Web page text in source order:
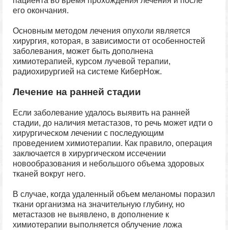
его окончания.
Основным методом лечения опухоли является
хирургия, которая, в зависимости от особенностей
заболевания, может быть дополнена
химиотерапией, курсом лучевой терапии,
радиохирургией на системе КиберНож.
Лечение на ранней стадии
Если заболевание удалось выявить на ранней
стадии, до наличия метастазов, то речь может идти о
хирургическом лечении с последующим
проведением химиотерапии. Как правило, операция
заключается в хирургическом иссечении
новообразования и небольшого объема здоровых
тканей вокруг него.
В случае, когда удаленный объем меланомы поразил
ткани организма на значительную глубину, но
метастазов не выявлено, в дополнение к
химиотерапии выполняется облучение ложа